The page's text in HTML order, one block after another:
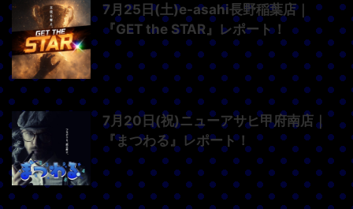
7月25日(土)e-asahi長野稲葉店｜
『GET the STAR』レポート！
7月20日(祝)ニューアサヒ甲府南店｜
『まつわる』レポート！